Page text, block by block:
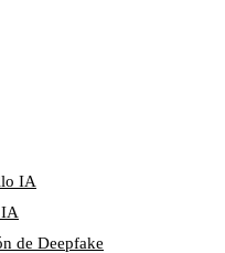
IA
de Deepfake